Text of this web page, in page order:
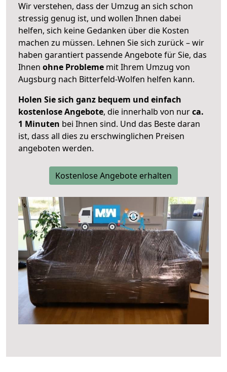
Wir verstehen, dass der Umzug an sich schon
stressig genug ist, und wollen Ihnen dabei
helfen, sich keine Gedanken über die Kosten
machen zu müssen. Lehnen Sie sich zurück – wir
haben garantiert passende Angebote für Sie, das
Ihnen ohne Probleme mit Ihrem Umzug von
Augsburg nach Bitterfeld-Wolfen helfen kann.
Holen Sie sich ganz bequem und einfach
kostenlose Angebote, die innerhalb von nurca.
1 Minuten bei Ihnen sind. Und das Beste daran
ist, dass all dies zu erschwinglichen Preisen
angeboten werden.
Kostenlose Angebote erhalten